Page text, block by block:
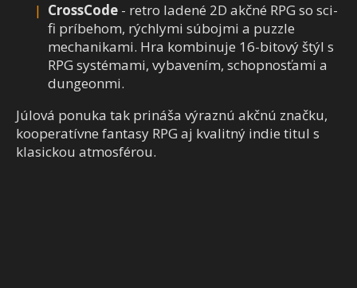
CrossCode - retro ladené 2D akčné RPG so sci-
fi príbehom, rýchlymi súbojmi a puzzle
mechanikami. Hra kombinuje 16-bitový štýl s
RPG systémami, vybavením, schopnosťami a
dungeonmi.
Júlová ponuka tak prináša výraznú akčnú značku,
kooperatívne fantasy RPG aj kvalitný indie titul s
klasickou atmosférou.